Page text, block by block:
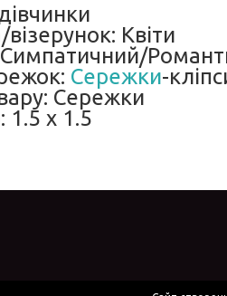
Квіти
Симпатичний/
Сережки-
Сережки
1.5 x 1.5